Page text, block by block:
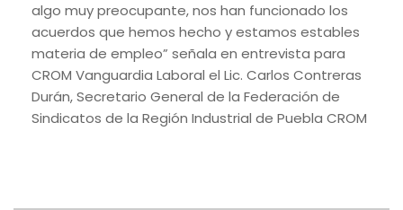
algo muy preocupante, nos han funcionado los
acuerdos que hemos hecho y estamos estables
materia de empleo” señala en entrevista para
CROM Vanguardia Laboral el Lic. Carlos Contreras
Durán, Secretario General de la Federación de
Sindicatos de la Región Industrial de Puebla CROM